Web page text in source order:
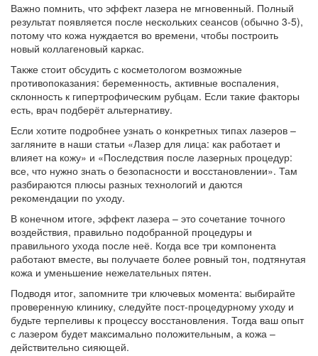
Важно помнить, что эффект лазера не мгновенный. Полный
результат появляется после нескольких сеансов (обычно 3‑5),
потому что кожа нуждается во времени, чтобы построить
новый коллагеновый каркас.
Также стоит обсудить с косметологом возможные
противопоказания: беременность, активные воспаления,
склонность к гипертрофическим рубцам. Если такие факторы
есть, врач подберёт альтернативу.
Если хотите подробнее узнать о конкретных типах лазеров –
загляните в наши статьи «Лазер для лица: как работает и
влияет на кожу» и «Последствия после лазерных процедур:
все, что нужно знать о безопасности и восстановлении». Там
разбираются плюсы разных технологий и даются
рекомендации по уходу.
В конечном итоге, эффект лазера – это сочетание точного
воздействия, правильно подобранной процедуры и
правильного ухода после неё. Когда все три компонента
работают вместе, вы получаете более ровный тон, подтянутая
кожа и уменьшение нежелательных пятен.
Подводя итог, запомните три ключевых момента: выбирайте
проверенную клинику, следуйте пост‑процедурному уходу и
будьте терпеливы к процессу восстановления. Тогда ваш опыт
с лазером будет максимально положительным, а кожа –
действительно сияющей.